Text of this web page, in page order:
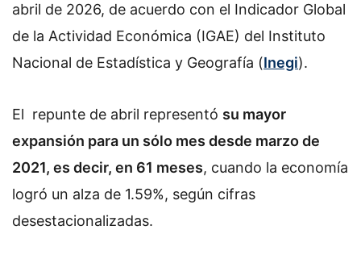
X
abril de 2026, de acuerdo con el Indicador Global
de la Actividad Económica (IGAE) del Instituto
Nacional de Estadística y Geografía (Inegi).
El repunte de abril representó su mayor
expansión para un sólo mes desde marzo de
2021, es decir, en 61 meses, cuando la economía
logró un alza de 1.59%, según cifras
desestacionalizadas.